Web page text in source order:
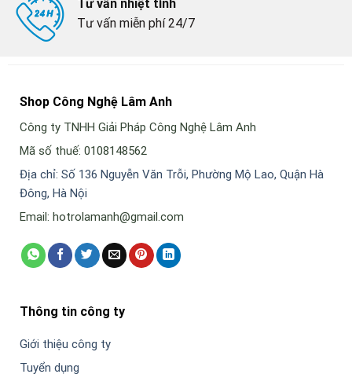
Tư vấn nhiệt tình
Tư vấn miễn phí 24/7
Shop Công Nghệ Lâm Anh
Công ty TNHH Giải Pháp Công Nghệ Lâm Anh
Mã số thuế: 0108148562
Địa chỉ: Số 136 Nguyễn Văn Trỗi, Phường Mộ Lao, Quận Hà
Đông, Hà Nội
Email: hotrolamanh@gmail.com
Thông tin công ty
Giới thiệu công ty
Tuyển dụng